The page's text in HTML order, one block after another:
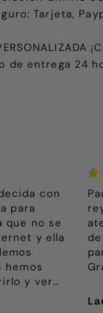
Tarjeta,
de entrega 24
con
no se
y ella
ver
reyes
de
para
Laura